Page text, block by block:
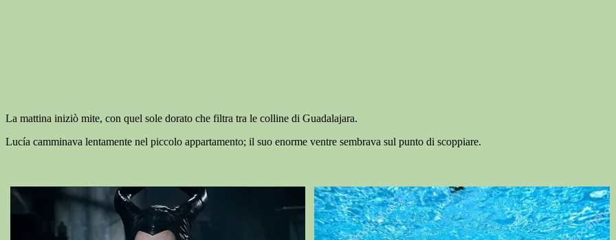
La mattina iniziò mite, con quel sole dorato che filtra tra le colline di Guadalajara.
Lucía camminava lentamente nel piccolo appartamento; il suo enorme ventre sembrava sul punto di scoppiare.